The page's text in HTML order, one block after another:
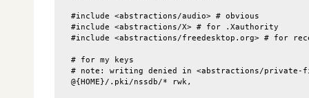
  #include <abstractions/audio> # obvious
  #include <abstractions/X> # for .Xauthority
#include <abstractions/freedesktop.org> # for
  # for my keys
# note: writing denied in <abstractions/private-
  @{HOME}/.pki/nssdb/* rwk,